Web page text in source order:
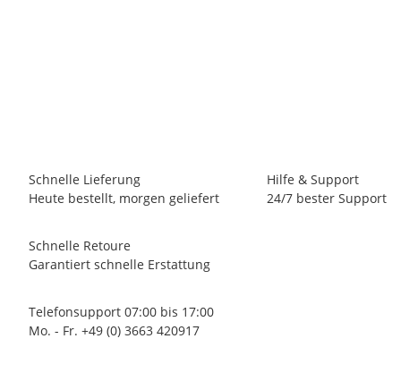
Schnelle Lieferung
Heute bestellt, morgen geliefert
Hilfe & Support
24/7 bester Support
Schnelle Retoure
Garantiert schnelle Erstattung
Telefonsupport 07:00 bis 17:00
Mo. - Fr. +49 (0) 3663 420917